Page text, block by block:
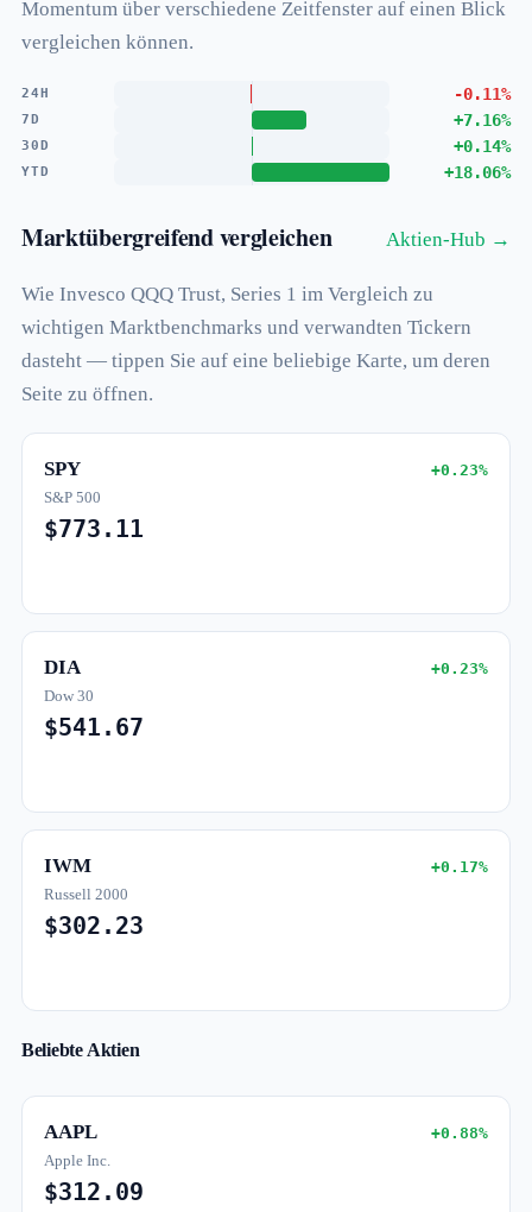
Momentum über verschiedene Zeitfenster auf einen Blick
vergleichen können.
24H -0.11%
7D +7.16%
30D +0.14%
YTD +18.06%
Marktübergreifend vergleichen Aktien-Hub →
Wie Invesco QQQ Trust, Series 1 im Vergleich zu
wichtigen Marktbenchmarks und verwandten Tickern
dasteht — tippen Sie auf eine beliebige Karte, um deren
Seite zu öffnen.
SPY +0.23%
S&P 500
$773.11
DIA +0.23%
Dow 30
$541.67
IWM +0.17%
Russell 2000
$302.23
Beliebte Aktien
AAPL +0.88%
Apple Inc.
$312.09